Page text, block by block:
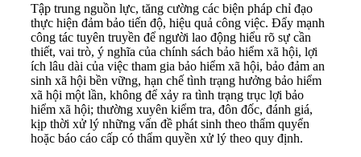
Tập trung nguồn lực, tăng cường các biện pháp chỉ đạo
thực hiện đảm bảo tiến độ, hiệu quả công việc. Đẩy mạnh
công tác tuyên truyền để người lao động hiểu rõ sự cần
thiết, vai trò, ý nghĩa của chính sách bảo hiểm xã hội, lợi
ích lâu dài của việc tham gia bảo hiểm xã hội, bảo đảm an
sinh xã hội bền vững, hạn chế tình trạng hưởng bảo hiểm
xã hội một lần, không để xảy ra tình trạng trục lợi bảo
hiểm xã hội; thường xuyên kiểm tra, đôn đốc, đánh giá,
kịp thời xử lý những vấn đề phát sinh theo thẩm quyển
hoặc báo cáo cấp có thẩm quyền xử lý theo quy định.